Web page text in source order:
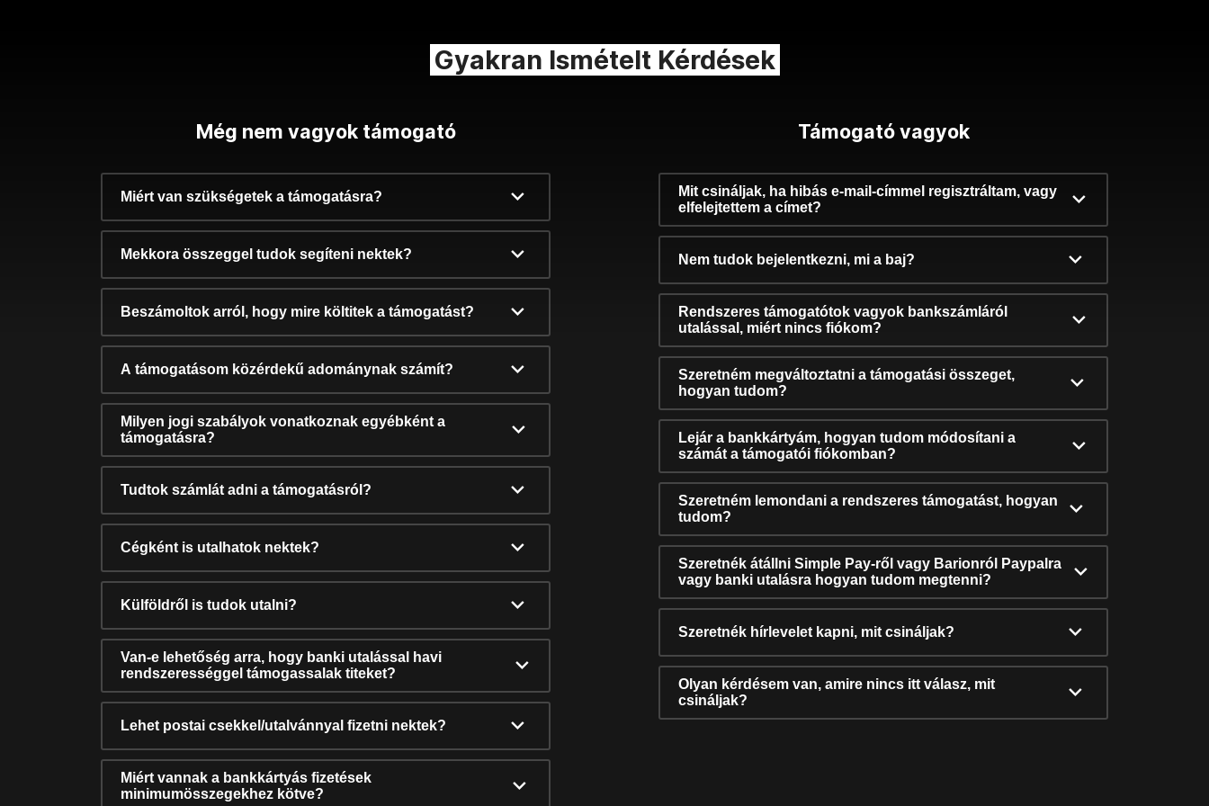
Gyakran Ismételt Kérdések
Még nem vagyok támogató
Miért van szükségetek a támogatásra?
Mekkora összeggel tudok segíteni nektek?
Beszámoltok arról, hogy mire költitek a támogatást?
A támogatásom közérdekű adománynak számít?
Milyen jogi szabályok vonatkoznak egyébként a
támogatásra?
Tudtok számlát adni a támogatásról?
Cégként is utalhatok nektek?
Külföldről is tudok utalni?
Van-e lehetőség arra, hogy banki utalással havi
rendszerességgel támogassalak titeket?
Lehet postai csekkel/utalvánnyal fizetni nektek?
Miért vannak a bankkártyás fizetések
minimumösszegekhez kötve?
Támogató vagyok
Mit csináljak, ha hibás e-mail-címmel regisztráltam, vagy
elfelejtettem a címet?
Nem tudok bejelentkezni, mi a baj?
Rendszeres támogatótok vagyok bankszámláról
utalással, miért nincs fiókom?
Szeretném megváltoztatni a támogatási összeget,
hogyan tudom?
Lejár a bankkártyám, hogyan tudom módosítani a
számát a támogatói fiókomban?
Szeretném lemondani a rendszeres támogatást, hogyan
tudom?
Szeretnék átállni Simple Pay-ről vagy Barionról Paypalra
vagy banki utalásra hogyan tudom megtenni?
Szeretnék hírlevelet kapni, mit csináljak?
Olyan kérdésem van, amire nincs itt válasz, mit
csináljak?